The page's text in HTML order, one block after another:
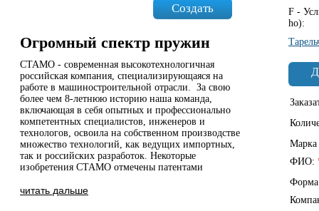
Создать
Огромный спектр пружин
СТАМО - современная высокотехнологичная
российская компания, специализирующаяся на
работе в машиностроительной отрасли. За свою
более чем 8-летнюю историю наша команда,
включающая в себя опытных и профессионально
компетентных специалистов, инженеров и
технологов, освоила на собственном производстве
множество технологий, как ведущих импортных,
так и российских разработок. Некоторые
изобретения СТАМО отмечены патентами
читать дальше
F -
ho):
Марка
ФИО:
Форма